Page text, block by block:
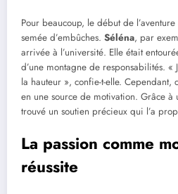
Pour beaucoup, le début de
semée d’embûches. Séléna, par
arrivée à l’université. Elle était
d’une montagne de responsabilités. «
la hauteur », confie-t-elle. Cependant,
en une source de motivation. Grâce à
trouvé un soutien précieux qui l’a
La passion comme
réussite